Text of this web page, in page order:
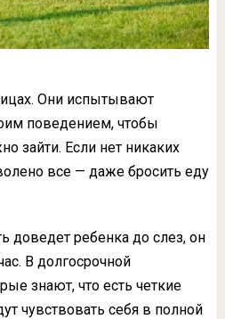
Они испытывают
поведением, чтобы
зайти. Если нет никаких
все — даже бросить еду
доведет ребенка до слез, он
В долгосрочной
знают, что есть четкие
чувствовать себя в полной